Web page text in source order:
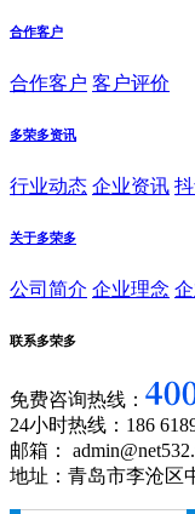
合作客户
合作客户 客户评价
多荣多资讯
行业动态 企业资讯
关于多荣多
公司简介 企业理念
联系多荣多
免费咨询热线：
24小时热线：186
邮箱：
地址：青岛市李沧区